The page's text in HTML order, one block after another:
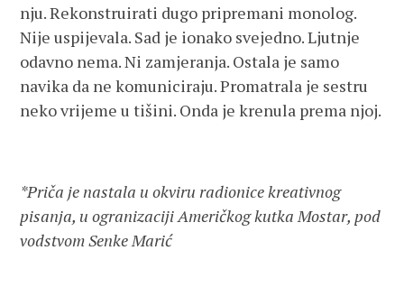
nju. Rekonstruirati dugo pripremani monolog.
Nije uspijevala. Sad je ionako svejedno. Ljutnje
odavno nema. Ni zamjeranja. Ostala je samo
navika da ne komuniciraju. Promatrala je sestru
neko vrijeme u tišini. Onda je krenula prema njoj.
*Priča je nastala u okviru radionice kreativnog
pisanja, u ogranizaciji Američkog kutka Mostar, pod
vodstvom Senke Marić